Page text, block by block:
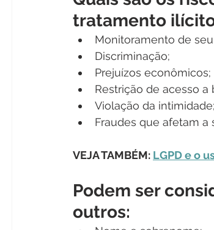
tratamento
Monitoramento de
Discriminação;
Prejuízos econômicos;
Restrição de acesso a
Violação da intimidade;
Fraudes que afetam a
VEJA TAMBÉM: LGPD e o
Podem ser
outros: